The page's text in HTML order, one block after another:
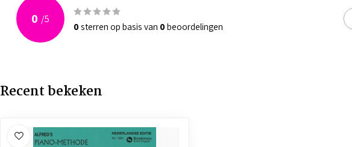
0 /5
0 sterren op basis van 0 beoordelingen
Recent bekeken